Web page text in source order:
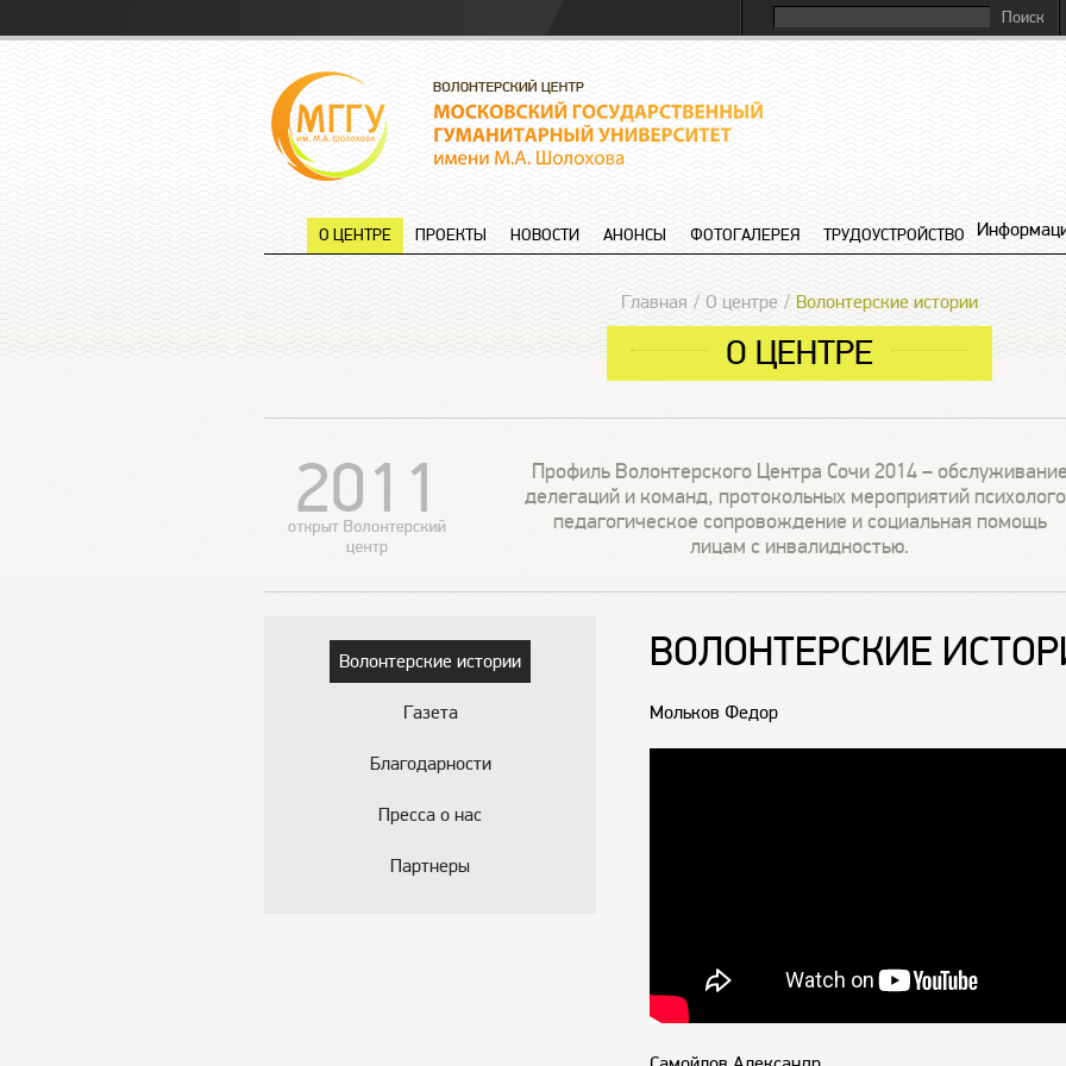
О ЦЕНТРЕ ПРОЕКТЫ НОВОСТИ АНОНСЫ ФОТОГАЛЕРЕЯ ТРУДОУСТРОЙСТВО
Главная О центре Волонтерские истории
О ЦЕНТРЕ
Профиль Волонтерского Центра Сочи 2014 –
делегаций и команд, протокольных мероприятий
педагогическое сопровождение и социальная помощь
лицам с инвалидностью.
ВОЛОНТЕРСКИЕ
Мольков Федор
Волонтерские истории
Газета
Благодарности
Пресса о нас
Партнеры